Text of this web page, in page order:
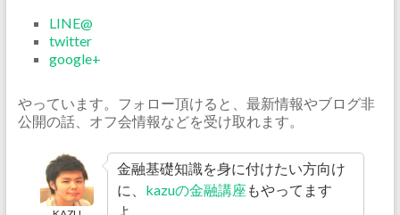
LINE@
twitter
google+
やっています。フォロー頂けると、最新情報やブログ非
公開の話、オフ会情報などを受け取れます。
金融基礎知識を身に付けたい方向け
に、 kazuの金融講座 もやってます
よ。